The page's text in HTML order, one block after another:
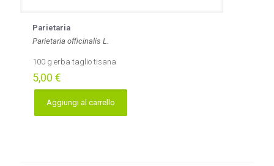
Parietaria
Parietaria officinalis L.
100 g erba taglio tisana
5,00 €
Aggiungi al carrello